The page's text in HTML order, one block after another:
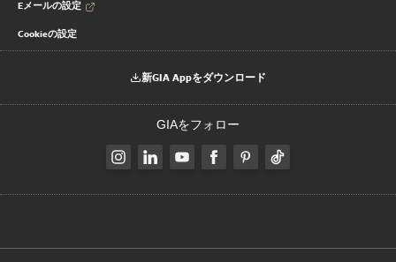
Eメールの設定
Cookieの設定
新GIA Appをダウンロード
GIAをフォロー